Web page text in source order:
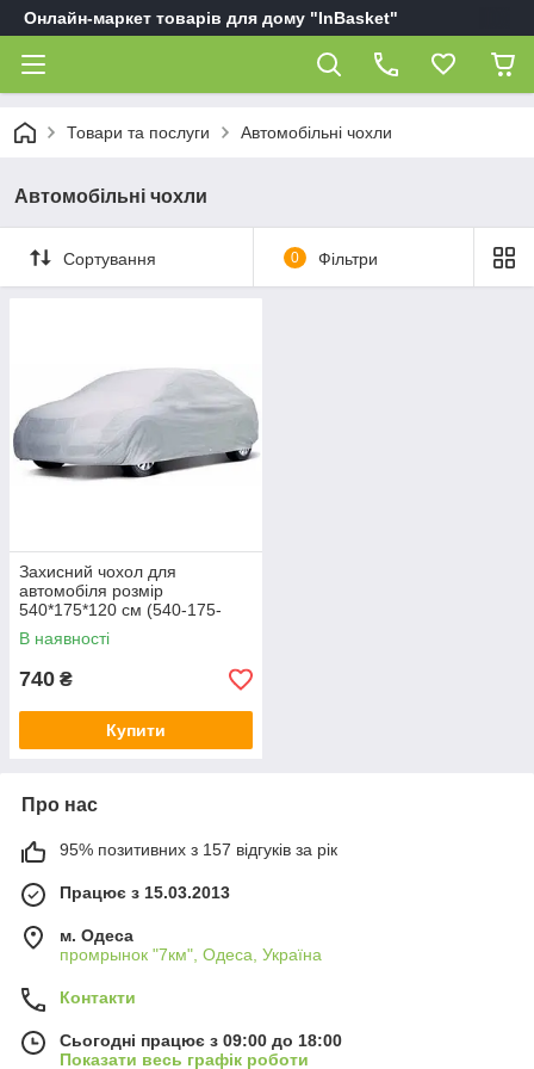
Онлайн-маркет товарів для дому "InBasket"
Товари та послуги Автомобільні чохли
Автомобільні чохли
Сортування 0 Фільтри
Захисний чохол для
автомобіля розмір
540*175*120 см (540-175-
120)
В наявності
740 ₴
Купити
Про нас
95% позитивних з 157 відгуків за рік
Працює з 15.03.2013
м. Одеса
промрынок "7км", Одеса, Україна
Контакти
Сьогодні працює з 09:00 до 18:00
Показати весь графік роботи